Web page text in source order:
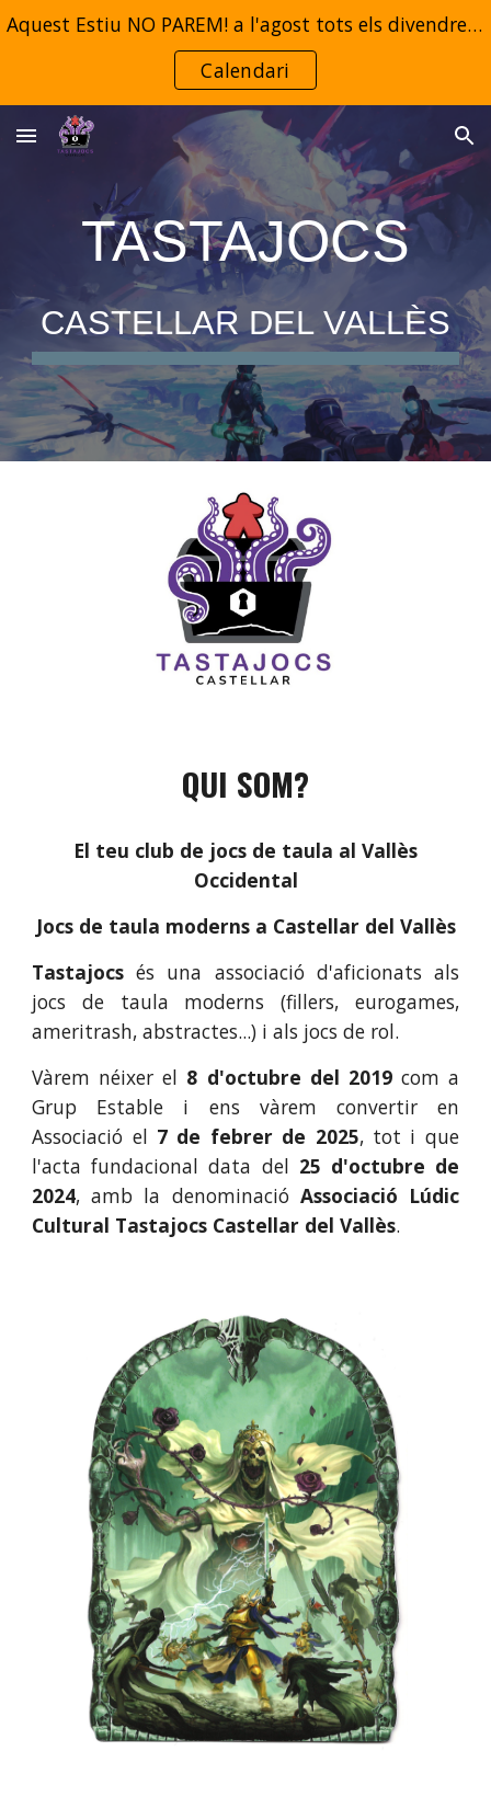
Skip to main content
Aquest Estiu NO PAREM! a l'agost tots els divendres de 18:00 a 23:00 i dissabtes de 10:00 a 19:00
Calendari
TASTAJOCS
CASTELLAR DEL VALLÈS
QUI SOM?
El teu club de jocs de taula al Vallès
Occidental
Jocs de taula moderns a Castellar del Vallès
Tastajocs és una associació d'aficionats als
jocs de taula moderns (fillers, eurogames,
ameritrash, abstractes...) i als jocs de rol.
Vàrem néixer el 8 d'octubre del 2019com a
Grup Estable i ens vàrem convertir en
Associació el 7 de febrer de 2025, tot i que
l'acta fundacional data del 25 d'octubre de
2024, amb la denominació Associació Lúdic
Cultural Tastajocs Castellar del Vallès.